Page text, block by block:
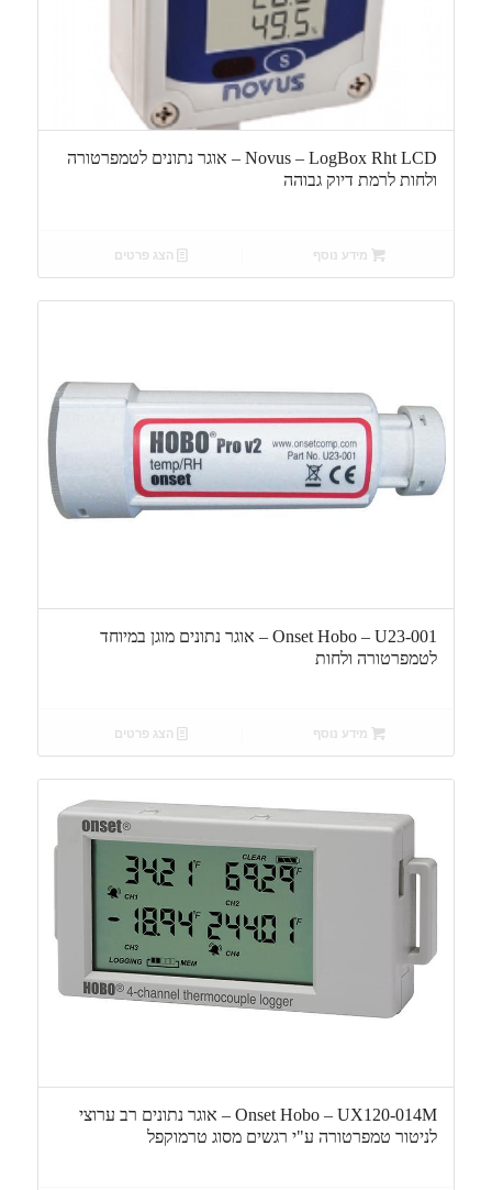
Novus – LogBox Rht LCD – אוגר נתונים לטמפרטורה
ולחות לרמת דיוק גבוהה
מידע נוסף הצג פרטים
Onset Hobo – U23-001 – אוגר נתונים מוגן במיוחד
לטמפרטורה ולחות
מידע נוסף הצג פרטים
Onset Hobo – UX120-014M – אוגר נתונים רב ערוצי
לניטור טמפרטורה ע"י רגשים מסוג טרמוקפל